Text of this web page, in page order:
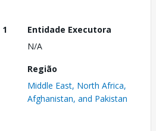
1
Entidade Executora
N/A
Região
Middle East, North Africa,
Afghanistan, and Pakistan